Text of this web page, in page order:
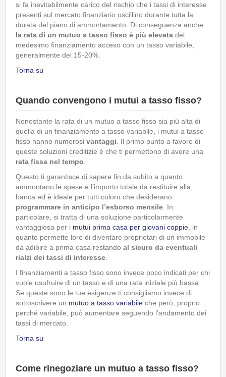
si fa inevitabilmente carico del rischio che i tassi di interesse
presenti sul mercato finanziario oscillino durante tutta la
durata del piano di ammortamento. Di conseguenza anche
la rata di un mutuo a tasso fisso è più elevata del
medesimo finanziamento acceso con un tasso variabile,
generalmente del 15-20%.
Torna su
Quando convengono i mutui a tasso fisso?
Nonostante la rata di un mutuo a tasso fisso sia più alta di
quella di un finanziamento a tasso variabile, i mutui a tasso
fisso hanno numerosi vantaggi . Il primo punto a favore di
queste soluzioni creditizie è che ti permettono di avere una
rata fissa nel tempo
Questo ti garantisce di sapere fin da subito a quanto
ammontano le spese e l’importo totale da restituire alla
banca ed è ideale per tutti coloro che desiderano
programmare in anticipo l’esborso mensile . In
particolare, si tratta di una soluzione particolarmente
vantaggiosa per i mutui prima casa per giovani coppie , in
quanto permette loro di diventare proprietari di un immobile
da adibire a prima casa restando al sicuro da eventuali
rialzi dei tassi di interesse
I finanziamenti a tasso fisso sono invece poco indicati per chi
vuole usufruire di un tasso e di una rata iniziale più bassa.
Se queste sono le tue esigenze ti consigliamo invece di
sottoscrivere un mutuo a tasso variabile che però, proprio
perché variabile, può aumentare seguendo l’andamento dei
tassi di mercato.
Torna su
Come rinegoziare un mutuo a tasso fisso?